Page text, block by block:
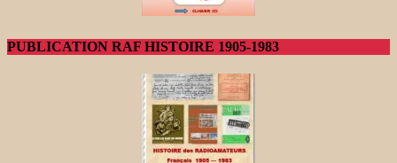
PUBLICATION RAF HISTOIRE 1905-1983